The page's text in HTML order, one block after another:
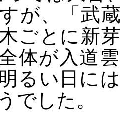
が、「武
ごとに新
体が入道
るい日に
でした。